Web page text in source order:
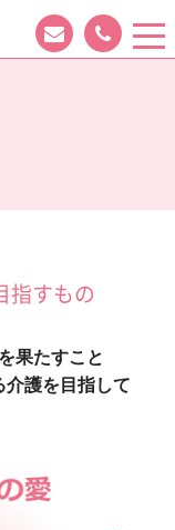
指すもの
果たすこと
介護を目指して